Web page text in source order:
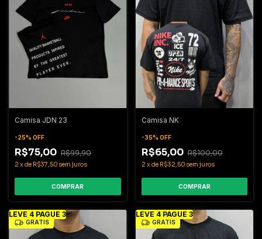
Camisa JDN 23
-25% OFF
R$75,00 R$99,90
2 xde R$37,50 sem juros
COMPRAR
Camisa NK
-35% OFF
R$65,00 R$100,00
2 xde R$32,50 sem juros
COMPRAR
LEVE 4 PAGUE 3
GRÁTIS
LEVE 4 PAGUE 3
GRÁTIS